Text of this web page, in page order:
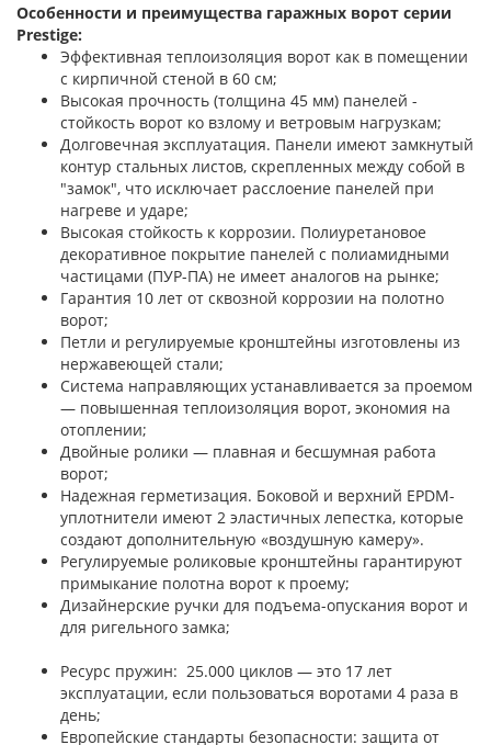
Особенности и преимущества гаражных ворот серии
Prestige:
Эффективная теплоизоляция ворот как в помещении
с кирпичной стеной в 60 см;
Высокая прочность (толщина 45 мм) панелей -
стойкость ворот ко взлому и ветровым нагрузкам;
Долговечная эксплуатация. Панели имеют замкнутый
контур стальных листов, скрепленных между собой в
"замок", что исключает расслоение панелей при
нагреве и ударе;
Высокая стойкость к коррозии. Полиуретановое
декоративное покрытие панелей с полиамидными
частицами (ПУР-ПА) не имеет аналогов на рынке;
Гарантия 10 лет от сквозной коррозии на полотно
ворот;
Петли и регулируемые кронштейны изготовлены из
нержавеющей стали;
Система направляющих устанавливается за проемом
— повышенная теплоизоляция ворот, экономия на
отоплении;
Двойные ролики — плавная и бесшумная работа
ворот;
Надежная герметизация. Боковой и верхний EPDM-
уплотнители имеют 2 эластичных лепестка, которые
создают дополнительную «воздушную камеру».
Регулируемые роликовые кронштейны гарантируют
примыкание полотна ворот к проему;
Дизайнерские ручки для подъема-опускания ворот и
для ригельного замка;
Ресурс пружин: 25.000 циклов — это 17 лет
эксплуатации, если пользоваться воротами 4 раза в
день;
Европейские стандарты безопасности: защита от